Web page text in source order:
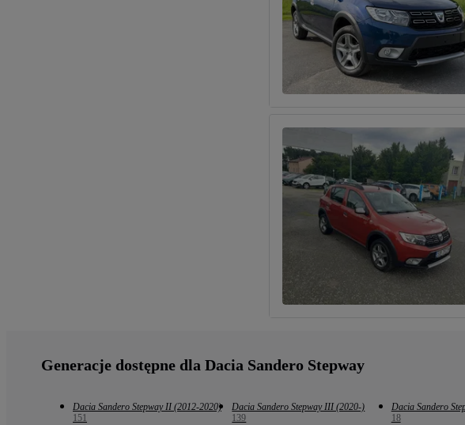
Generacje dostępne dla Dacia Sandero Stepway
Dacia Sandero Stepway II (2012-2020)
151
Dacia Sandero Stepway III (2020-)
139
Dacia Sandero
18